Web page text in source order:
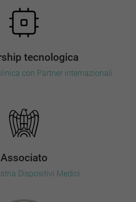
tecnologica
con Partner internazionali
Associato
Dispositivi Medici